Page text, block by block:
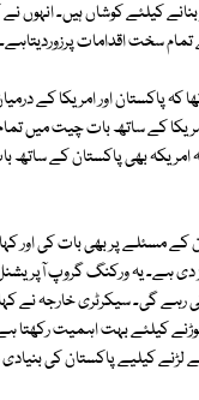
کیلئے کوشاں ہیں۔ انہوں
سخت اقدامات پرزوردیتاہے۔
کہ پاکستان اور امریکا کے
کے ساتھ بات چیت میں تمام
امریکہ بھی پاکستان کے
کے مسئلے پر بھی بات کی اور
دی ہے۔ یہ ورکنگ گروپ
رہے گی۔ سیکرٹری خارجہ نے
کیلئے بہت اہمیت رکھتا ہے
لڑنے کیلیے پاکستان کی